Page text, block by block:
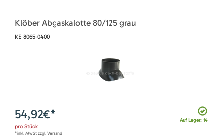
Klöber Abgaskalotte 80/125 grau
KE 8065-0400
Auf Lager: 14
54,92€*
pro Stück
*inkl. MwSt zzgl. Versand